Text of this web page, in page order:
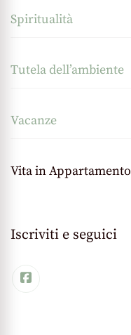
Spiritualità
Tutela dell’ambiente
Vacanze
Vita in Appartamento
Iscriviti e seguici